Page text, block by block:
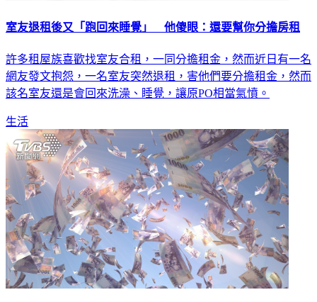
室友退租後又「跑回來睡覺」 他傻眼：還要幫你分擔房租
許多租屋族喜歡找室友合租，一同分擔租金，然而近日有一名
網友發文抱怨，一名室友突然退租，害他們要分擔租金，然而
該名室友還是會回來洗澡、睡覺，讓原PO相當氣憤。
生活